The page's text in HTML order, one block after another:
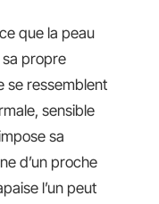
que la peau
propre
se ressemblent
sensible
sa
d’un proche
l’un peut